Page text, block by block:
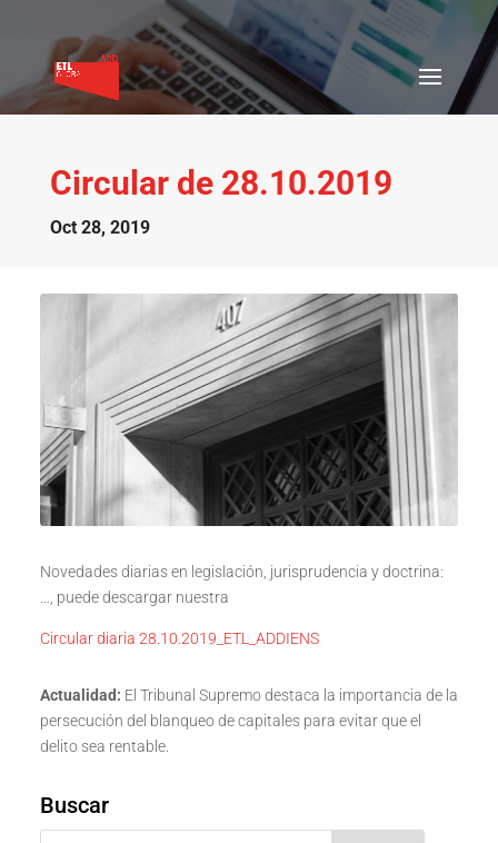
Circular de 28.10.2019
Oct 28, 2019
Novedades diarias en legislación, jurisprudencia y doctrina:
…, puede descargar nuestra
Circular diaria 28.10.2019_ETL_ADDIENS
Actualidad: El Tribunal Supremo destaca la importancia de la
persecución del blanqueo de capitales para evitar que el
delito sea rentable.
Buscar